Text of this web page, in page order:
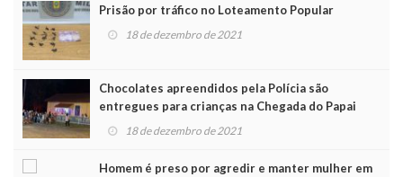
Prisão por tráfico no Loteamento Popular
18 de dezembro de 2021
Chocolates apreendidos pela Polícia são
entregues para crianças na Chegada do Papai
Noel 18 de dezembro de 2021
Homem é preso por agredir e manter mulher em